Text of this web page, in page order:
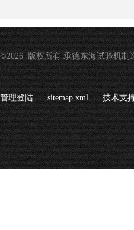
©2026 版权所有 承德东海试验机制
管理登陆 sitemap.xml 技术支